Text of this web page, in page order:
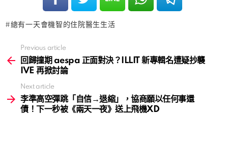
總有一天會機智的住院醫生生活
more
Previous article
回歸撞期 aespa 正面對決？ILLIT 新專輯名遭疑抄襲
IVE 再掀討論
Next article
李準高空彈跳「自信→退縮」，協商願以任何事還
債！下一秒被《兩天一夜》送上飛機XD